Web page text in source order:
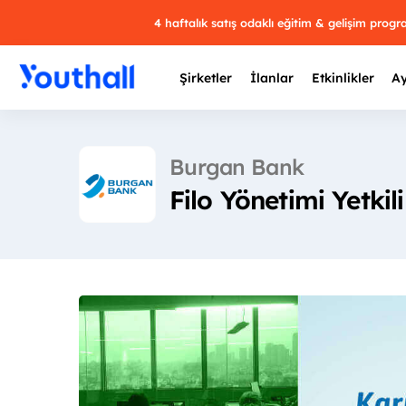
4 haftalık satış odaklı eğitim & gelişim
Şirketler İlanlar Etkinlikler
Burgan Bank
Filo Yönetimi Yetkili